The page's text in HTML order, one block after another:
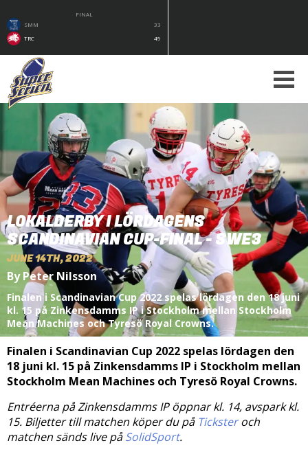
FINAL
SMM
33
TRC
49
LOKALDERBY I LÖRDAGENS
SCANDINAVIAN CUP-FINAL - SWE3
JUNE 14TH, 2022
By Peter Nilsson
Finalen i Scandinavian Cup 2022 spelas lördagen den 18 juni
kl. 15 på Zinkensdamms IP i Stockholm mellan Stockholm
Mean Machines och Tyresö Royal Crowns.
Finalen i Scandinavian Cup 2022 spelas lördagen den
18 juni kl. 15 på Zinkensdamms IP i Stockholm mellan
Stockholm Mean Machines och Tyresö Royal Crowns.
Entréerna på Zinkensdamms IP öppnar kl. 14, avspark kl.
15. Biljetter till matchen köper du på Ticksteroch
matchen sänds live påSolidSport.